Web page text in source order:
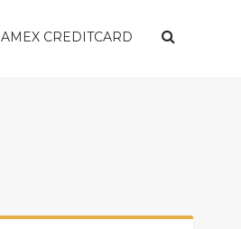
AMEX CREDITCARD